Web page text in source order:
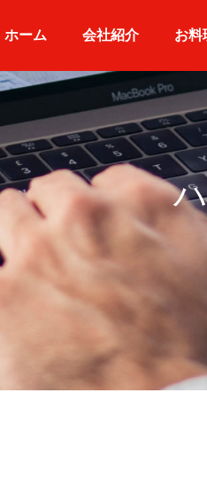
ホーム 会社紹介 お料
定番お料理